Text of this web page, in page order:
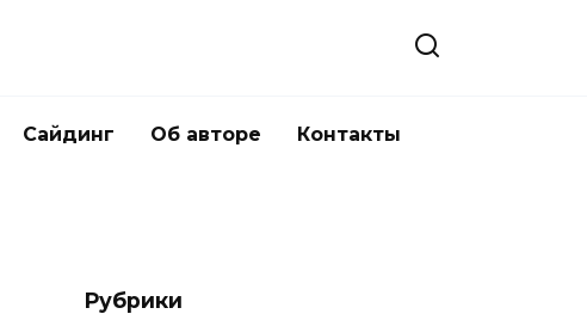
Сайдинг Об авторе Контакты
Рубрики